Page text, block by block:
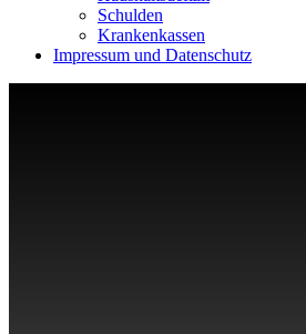
Schulden
Krankenkassen
Impressum und Datenschutz